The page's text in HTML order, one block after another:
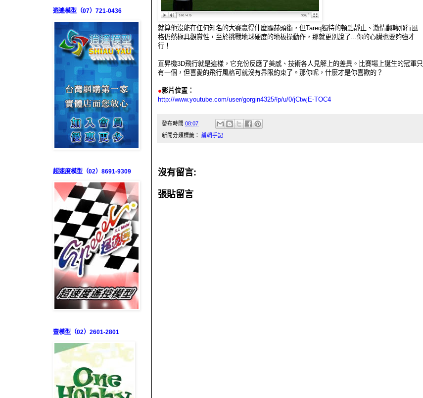
就算他沒能在任何知名的大賽贏得什麼顯赫頭銜，但Tareq獨特的頓點靜止、激情翻轉飛行風
格仍然極具觀賞性，至於挑戰地球硬度的地板操動作，那就更別說了...你的心臟也要夠強才
行！
直昇機3D飛行就是這樣，它充份反應了美感、技術各人見解上的差異。比賽場上誕生的冠軍只
有一個，但喜愛的飛行風格可就沒有界限約束了。那你呢，什麼才是你喜歡的？
●影片位置：
http://www.youtube.com/user/gorgin4325#p/u/0/jCtwjE-TOC4
發布時間 08:07
新聞分類標籤： 編輯手記
沒有留言:
張貼留言
逍遙模型（07）721-0436
超速度模型（02）8691-9309
壹模型（02）2601-2801